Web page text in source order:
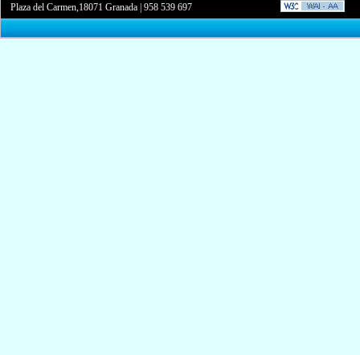
Plaza del Carmen,18071 Granada |958 539 697